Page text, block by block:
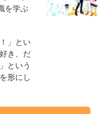
を学ぶ
」とい
き、だ
という
形にし